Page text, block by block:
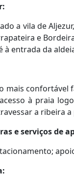
a vila de
e
à entrada da
mais
à praia
a ribeira
e serviços de